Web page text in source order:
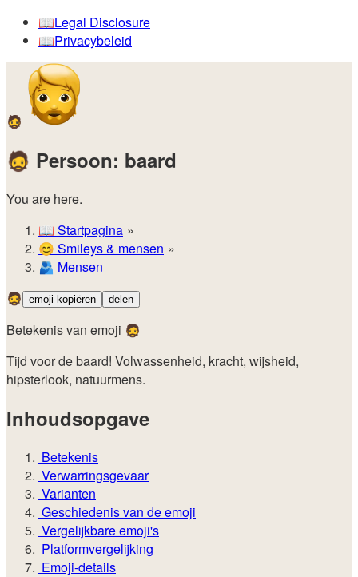
📖️Legal Disclosure
📖️Privacybeleid
🧔
🧔 Persoon: baard
You are here.
📖 Startpagina
😊️ Smileys & mensen
🫂 Mensen
🧔
emoji kopiëren delen
Betekenis van emoji 🧔
Tijd voor de baard! Volwassenheid, kracht, wijsheid,
hipsterlook, natuurmens.
Inhoudsopgave
Betekenis
Verwarringsgevaar
Varianten
Geschiedenis van de emoji
Vergelijkbare emoji's
Platformvergelijking
Emoji-details